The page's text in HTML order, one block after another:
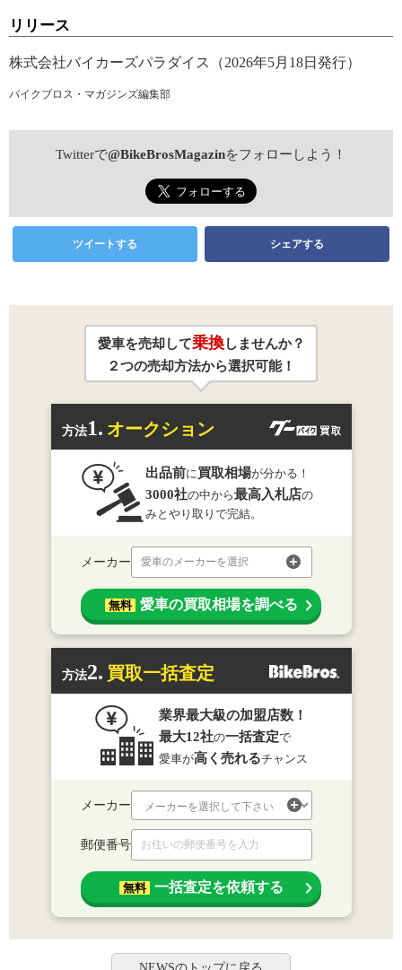
リリース
株式会社バイカーズパラダイス（2026年5月18日発行）
バイクブロス・マガジンズ編集部
Twitterで@BikeBrosMagazinをフォローしよう！
ツイートする シェアする
愛車を売却して乗換しませんか？
２つの売却方法から選択可能！
方法1. オークション
出品前に買取相場が分かる！
3000社の中から最高入札店の
みとやり取りで完結。
メーカー 愛車のメーカーを選択
無料 愛車の買取相場を調べる
方法2. 買取一括査定
業界最大級の加盟店数！
最大12社の一括査定で
愛車が高く売れるチャンス
メーカー
郵便番号
無料 一括査定を依頼する